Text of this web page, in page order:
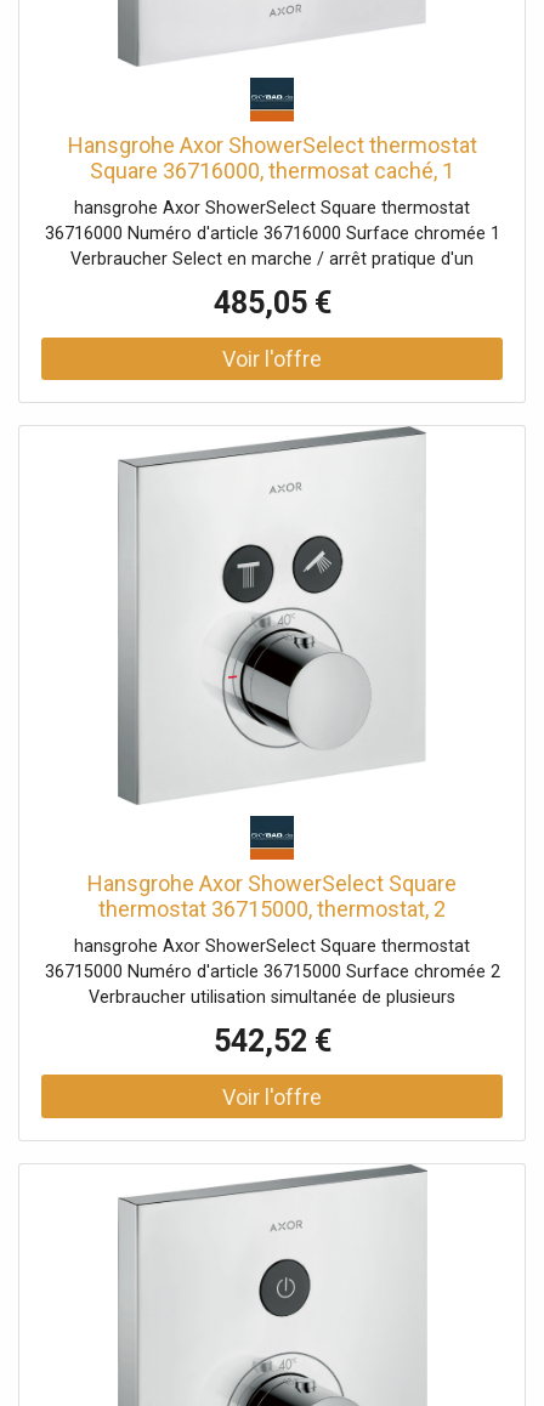
Hansgrohe Axor ShowerSelect thermostat
Square 36716000, thermosat caché, 1
Verbraucher , chro
hansgrohe Axor ShowerSelect Square thermostat
36716000 Numéro d'article 36716000 Surface chromée 1
Verbraucher Select en marche / arrêt pratique d'un
à 40 ° C Débit: 30 l / min veuillez commander iBox
01800180 séparément - non inclus dans la livraison
485,05 €
Hansgrohe Axor ShowerSelect Square
thermostat 36715000, thermostat, 2
Verbraucher , 2 Verbraucher
hansgrohe Axor ShowerSelect Square thermostat
36715000 Numéro d'article 36715000 Surface chromée 2
Verbraucher utilisation simultanée de plusieurs
consommateurs via le bouton Select Serrure de sécurité
à 40 ° C Débit: 26 l / min veuillez commander iBox
01800180 séparément - non inclus dans la livraison
542,52 €